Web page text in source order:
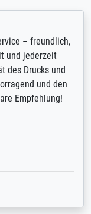
customer
the printing is
to distinguish
be my go-to
from now on -